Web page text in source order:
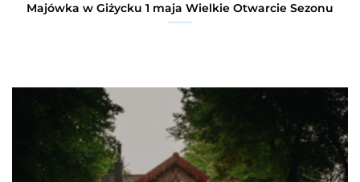
Majówka w Giżycku 1 maja Wielkie Otwarcie Sezonu